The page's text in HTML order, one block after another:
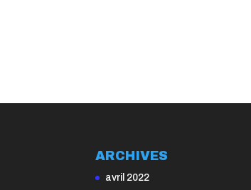
ARCHIVES
avril 2022